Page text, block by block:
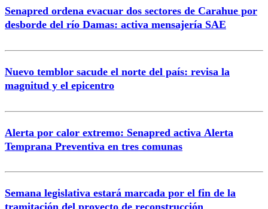
Senapred ordena evacuar dos sectores de Carahue por
desborde del río Damas: activa mensajería SAE
Nuevo temblor sacude el norte del país: revisa la
magnitud y el epicentro
Alerta por calor extremo: Senapred activa Alerta
Temprana Preventiva en tres comunas
Semana legislativa estará marcada por el fin de la